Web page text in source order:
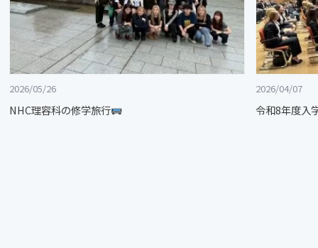
2026/05/26
NHC理容科の修学旅行
2026/04/07
令和8年度入